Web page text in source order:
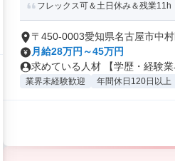
フレックス可＆土日休み＆残業11h
〒450-0003愛知県名古屋市中
月給28万円～45万円
求めている人材 【学歴・経験
業界未経験歓迎 年間休日120日以上